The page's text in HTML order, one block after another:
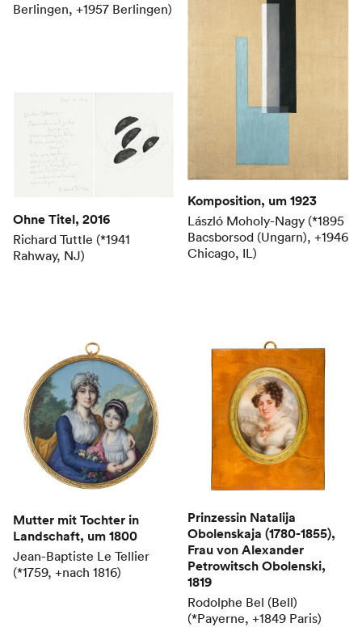
Berlingen, +1957 Berlingen)
Komposition, um 1923
László Moholy-Nagy (*1895
Bacsborsod (Ungarn), +1946
Chicago, IL)
Ohne Titel, 2016
Richard Tuttle (*1941
Rahway, NJ)
Prinzessin Natalija
Obolenskaja (1780-1855),
Frau von Alexander
Petrowitsch Obolenski,
1819
Rodolphe Bel (Bell)
(*Payerne, +1849 Paris)
Mutter mit Tochter in
Landschaft, um 1800
Jean-Baptiste Le Tellier
(*1759, +nach 1816)